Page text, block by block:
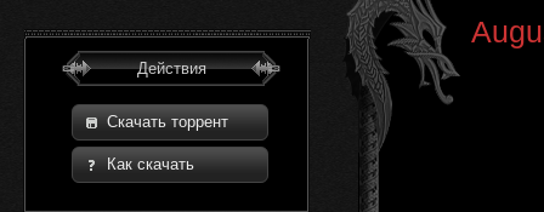
Действия
Скачать торрент
Как скачать